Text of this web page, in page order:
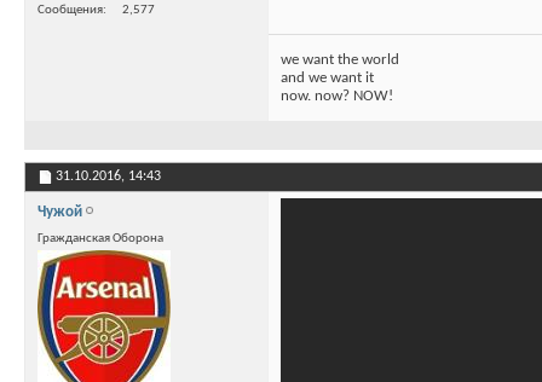
Сообщения
2,577
we want the world
and we want it
now. now? NOW!
31.10.2016, 14:43
Чужой
Гражданская Оборона